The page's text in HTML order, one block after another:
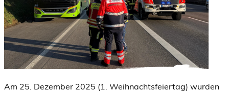
Am 25. Dezember 2025 (1. Weihnachtsfeiertag) wurden